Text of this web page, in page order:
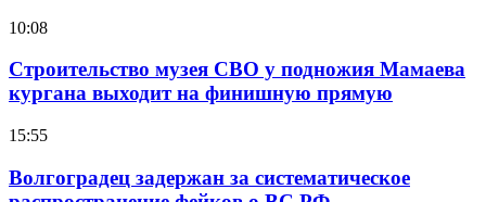
10:08
Строительство музея СВО у подножия Мамаева
кургана выходит на финишную прямую
15:55
Волгоградец задержан за систематическое